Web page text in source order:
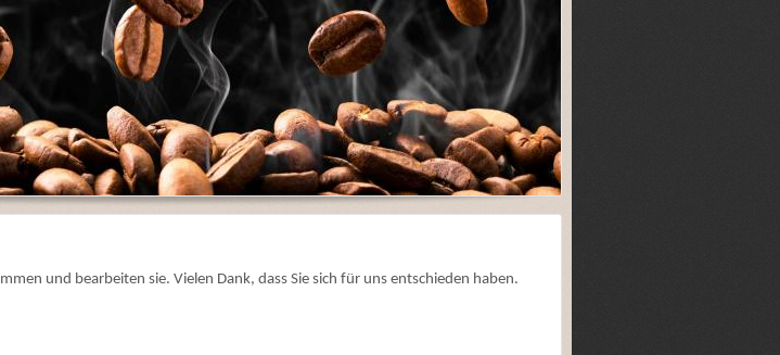
und bearbeiten sie. Vielen Dank, dass Sie sich für uns entschieden haben.